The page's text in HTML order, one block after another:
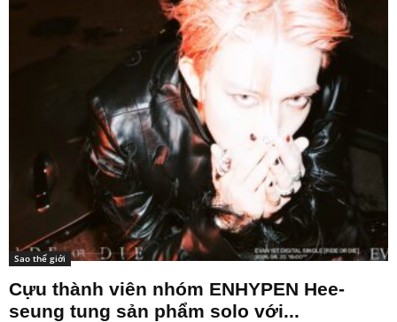
Sao thế giới
Cựu thành viên nhóm ENHYPEN Hee-
seung tung sản phẩm solo với...